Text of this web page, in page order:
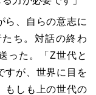
ら、自らの意志に
ち。対話の終わ
った。「 Z世代と
すが、世界に目を
もしも上の世代の